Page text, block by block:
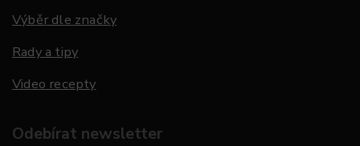
Výběr dle značky
Rady a tipy
Video recepty
Odebírat newsletter